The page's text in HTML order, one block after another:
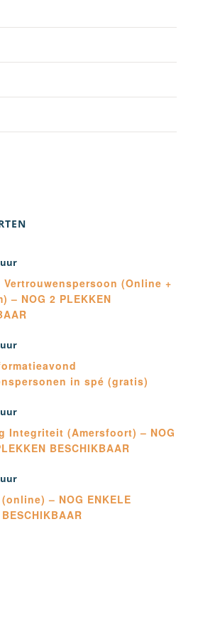
(Online +
– NOG 2 PLEKKEN
in spé (gratis)
Integriteit (Amersfoort) – NOG
BESCHIKBAAR
– NOG ENKELE